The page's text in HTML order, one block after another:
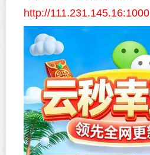
http://111.231.145.16:1000